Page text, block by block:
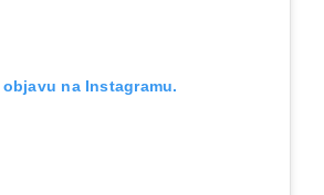
na Instagramu.